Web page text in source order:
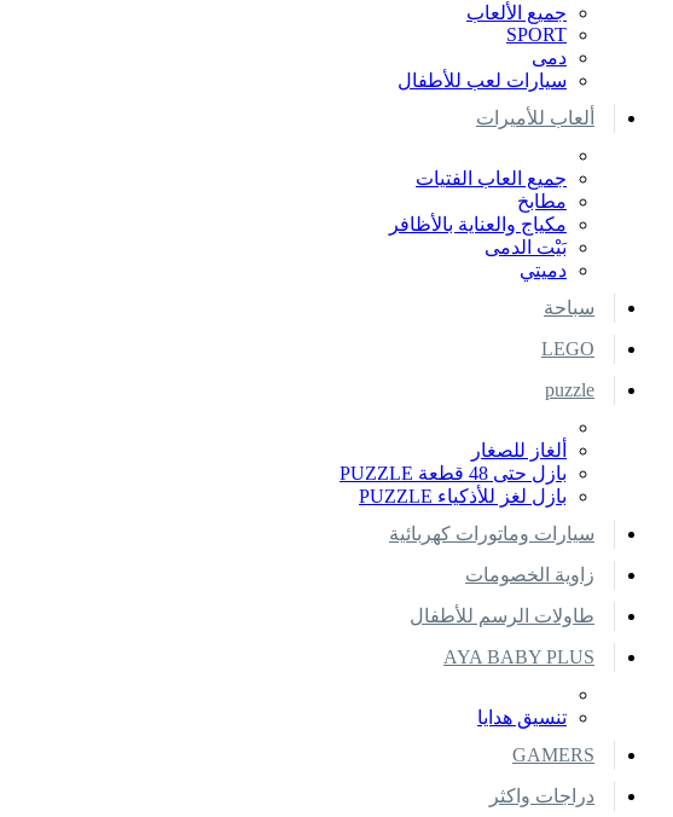
جميع الألعاب
SPORT
دمى
سيارات لعب للأطفال
ألعاب للأميرات
جميع العاب الفتيات
مطابخ
مكياج والعناية بالأظافر
بَيْت الدمى
دميتي
سباحة
LEGO
puzzle
ألغاز للصغار
بازل حتى 48 قطعة PUZZLE
بازل لغز للأذكياء PUZZLE
سيارات وماتورات كهربائية
زاوية الخصومات
طاولات الرسم للأطفال
AYA BABY PLUS
تنسيق هدايا
GAMERS
دراجات واكثر